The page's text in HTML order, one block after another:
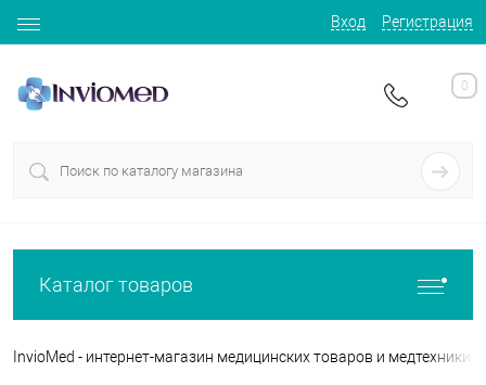
Вход Регистрация
0
Каталог товаров
InvioMed - интернет-магазин медицинских товаров и медтехники